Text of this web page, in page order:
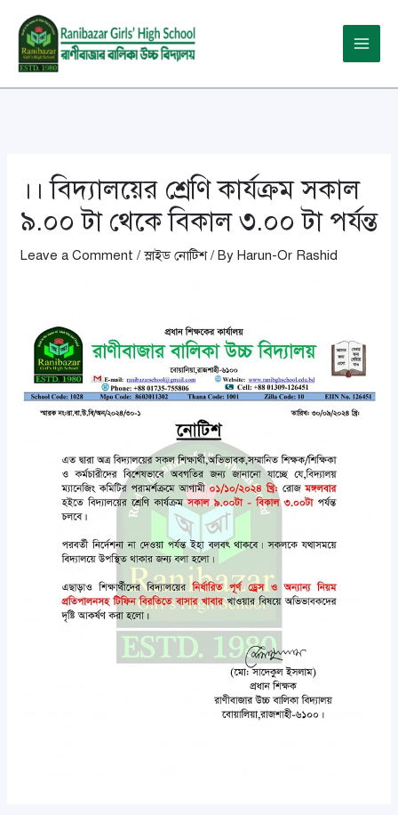
content
Menu
।। বিদ্যালয়ের শ্রেণি কার্যক্রম সকাল
৯.০০ টা থেকে বিকাল ৩.০০ টা পর্যন্ত
Leave a Comment /স্লাইড নোটিশ/ ByHarun-Or Rashid
Post
navigation